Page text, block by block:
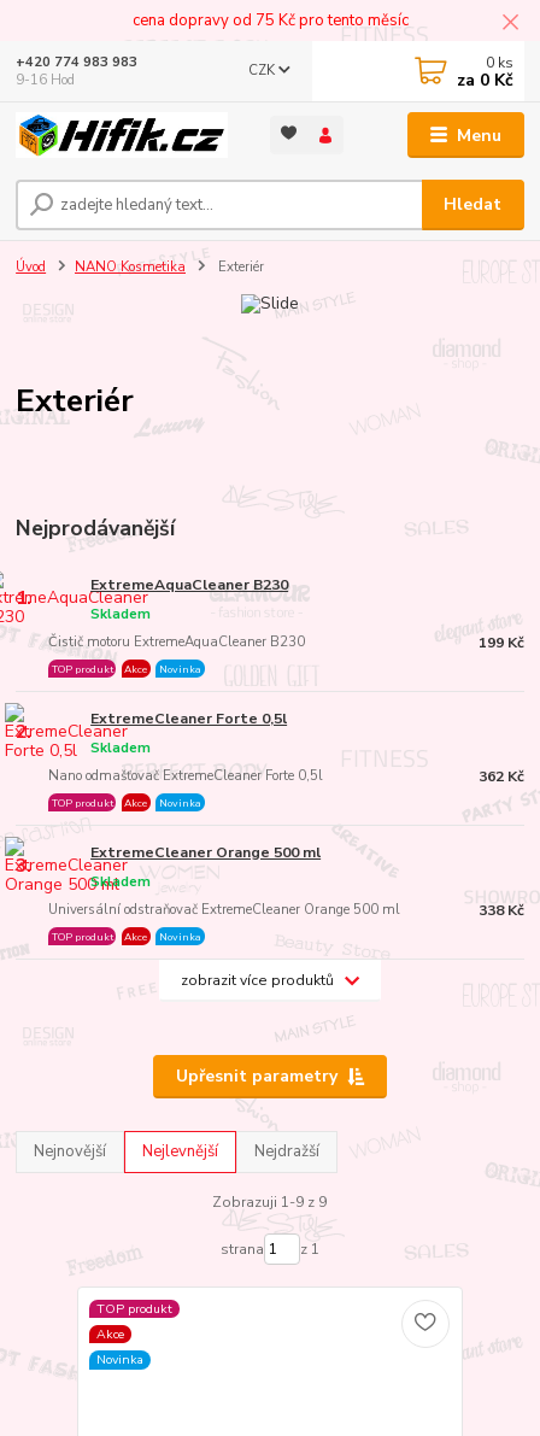
cena dopravy od 75 Kč pro tento měsíc
Menu
CZK
Hledat
+420 774 983 983
9-16 Hod
0 ks
za 0 Kč
Úvod NANO Kosmetika Exteriér
Exteriér
Nejprodávanější
1. ExtremeAquaCleaner B230
Čistič motoru ExtremeAquaCleaner B230
Skladem
TOP produkt Akce Novinka
199 Kč
2. ExtremeCleaner Forte 0,5l
Nano odmašťovač ExtremeCleaner Forte 0,5l
Skladem
TOP produkt Akce Novinka
362 Kč
3. ExtremeCleaner Orange 500 ml
Universální odstraňovač ExtremeCleaner Orange 500 ml
Skladem
TOP produkt Akce Novinka
338 Kč
zobrazit více produktů
Upřesnit parametry
Nejnovější Nejlevnější Nejdražší
Zobrazuji 1-9 z 9
strana z 1
TOP produkt
Akce
Novinka